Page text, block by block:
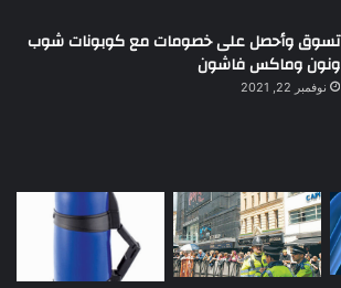
تسوق وأحصل على خصومات مع كوبونات شوب
ونون وماكس فاشون
نوفمبر 22, 2021